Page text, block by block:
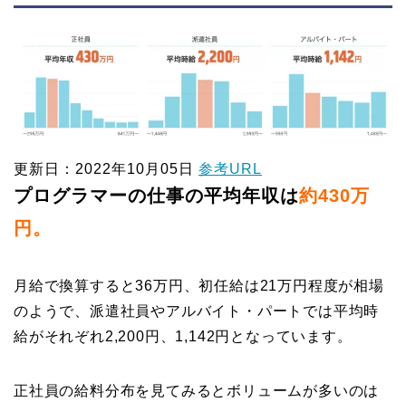
更新日：2022年10月05日 参考URL
プログラマーの仕事の平均年収は約430万
円。
月給で換算すると36万円、初任給は21万円程度が相場
のようで、派遣社員やアルバイト・パートでは平均時
給がそれぞれ2,200円、1,142円となっています。
正社員の給料分布を見てみるとボリュームが多いのは